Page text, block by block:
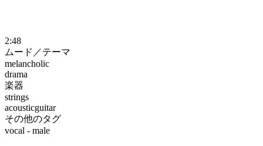
2:48
ムード／テーマ
melancholic
drama
楽器
strings
acousticguitar
その他のタグ
vocal - male